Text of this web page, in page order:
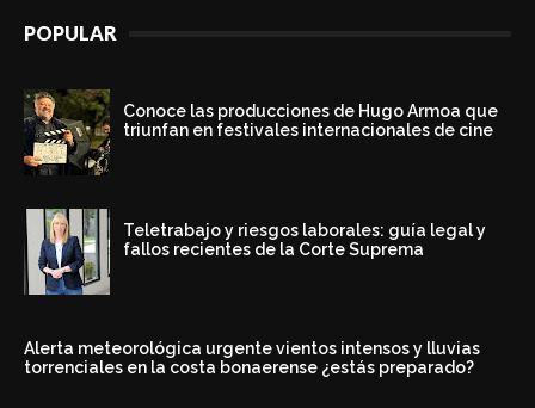
POPULAR
Conoce las producciones de Hugo Armoa que
triunfan en festivales internacionales de cine
Teletrabajo y riesgos laborales: guía legal y
fallos recientes de la Corte Suprema
Alerta meteorológica urgente vientos intensos y lluvias
torrenciales en la costa bonaerense ¿estás preparado?